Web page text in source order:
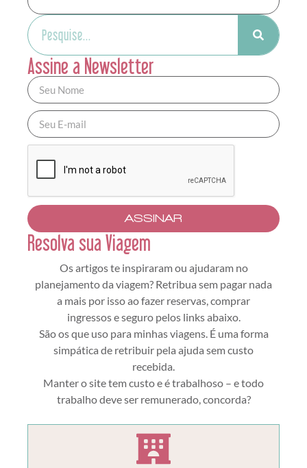
Assine a Newsletter
ASSINAR
Resolva sua Viagem
Os artigos te inspiraram ou ajudaram no
planejamento da viagem? Retribua sem pagar nada
a mais por isso ao fazer reservas, comprar
ingressos e seguro pelos links abaixo.
São os que uso para minhas viagens. É uma forma
simpática de retribuir pela ajuda sem custo
recebida.
Manter o site tem custo e é trabalhoso – e todo
trabalho deve ser remunerado, concorda?